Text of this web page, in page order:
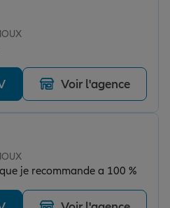
Voir l'agence
je recommande a 100 %